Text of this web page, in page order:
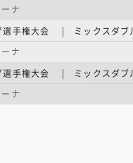
ナ
ナ
ナ